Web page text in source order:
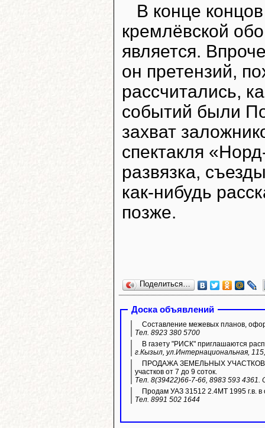
В конце
кремлёвской
является.
он претензий,
рассчитались,
событий были
захват
спектакля
развязка,
как-нибудь
позже.
Поделиться…
Доска объявлений
Составление межевых планов,
Тел. 8923 380 5700
В газету "РИСК" приглашаются
г.Кызыл, ул.Интернациональная,
ПРОДАЖА ЗЕМЕЛЬНЫХ УЧАСТКОВ
участков от 7 до 9 соток.
Тел. 8(39422)66-7-66, 8983 593
Продам УАЗ 31512 2.4МТ 1995 г.в. в
Тел. 8991 502 1644